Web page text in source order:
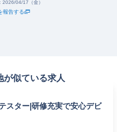
2026/04/17（金）
報告する
が似ている求人
スター|研修充実で安心デビ